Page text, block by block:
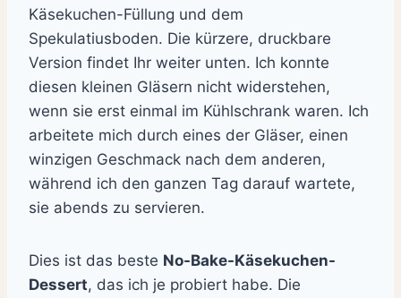
Käsekuchen-Füllung und dem
Spekulatiusboden. Die kürzere, druckbare
Version findet Ihr weiter unten. Ich konnte
diesen kleinen Gläsern nicht widerstehen,
wenn sie erst einmal im Kühlschrank waren. Ich
arbeitete mich durch eines der Gläser, einen
winzigen Geschmack nach dem anderen,
während ich den ganzen Tag darauf wartete,
sie abends zu servieren.
Dies ist das beste No-Bake-Käsekuchen-
Dessert, das ich je probiert habe. Die